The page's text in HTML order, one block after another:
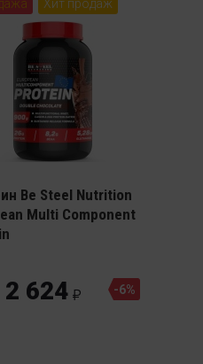
Хит продаж
Be Steel Nutrition
Multi Component
2 624 -6%